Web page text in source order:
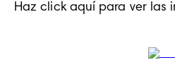
Haz click aquí para ver las